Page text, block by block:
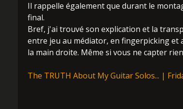
Il rappelle également que durant le
final.
Bref, j'ai trouvé son explication et la
entre jeu au médiator, en fingerpicking et
la main droite. Même si vous ne capter
The TRUTH About My Guitar Solos... |